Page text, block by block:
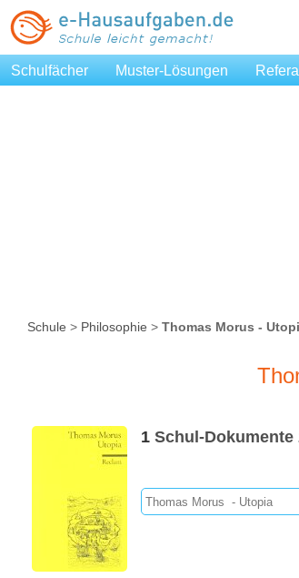
Schulfächer Muster-Lösungen
Schule > Philosophie > Thomas Morus -
1 Schul-Dokumente